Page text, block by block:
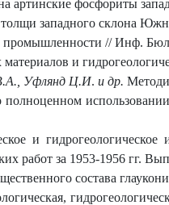
артинские фосфориты
западного склона
промышленности // Инф.
материалов и
Уфлянд Ц.И. и др.
полноценном
и
работ за 1953-1956 гг.
состава